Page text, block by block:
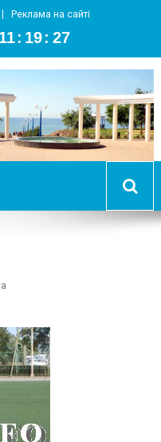
Реклама на сайті
11 : 19 : 27
Южный